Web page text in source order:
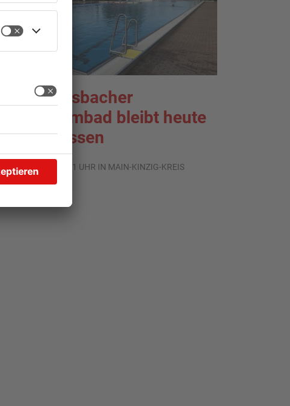
Wächtersbacher
Schwimmbad bleibt heute
geschlossen
05.08.2026, 07:31 UHR IN MAIN-KINZIG-KREIS